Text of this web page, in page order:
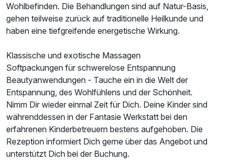
Wohlbefinden. Die Behandlungen sind auf Natur-Basis,
gehen teilweise zurück auf traditionelle Heilkunde und
haben eine tiefgreifende energetische Wirkung.
Klassische und exotische Massagen
Softpackungen für schwerelose Entspannung
Beautyanwendungen - Tauche ein in die Welt der
Entspannung, des Wohlfühlens und der Schönheit.
Nimm Dir wieder einmal Zeit für Dich. Deine Kinder sind
währenddessen in der Fantasie Werkstatt bei den
erfahrenen Kinderbetreuern bestens aufgehoben. Die
Rezeption informiert Dich gerne über das Angebot und
unterstützt Dich bei der Buchung.